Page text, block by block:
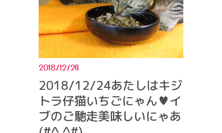
2018/12/24
2018/12/24あたしはキジ
トラ仔猫いちごにゃん♥イ
ブのご馳走美味しいにゃあ